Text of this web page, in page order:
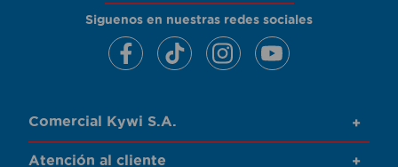
Siguenos en nuestras redes sociales
Comercial Kywi S.A. +
Atención al cliente +